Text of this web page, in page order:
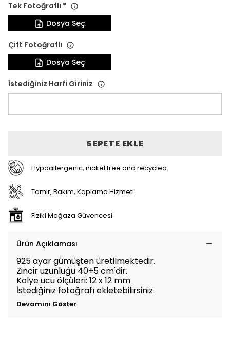
Tek Fotoğraflı *
Dosya Seç
Çift Fotoğraflı
Dosya Seç
İstediğiniz Harfi Giriniz
SEPETE EKLE
Hypoallergenic, nickel free and recycled
Tamir, Bakım, Kaplama Hizmeti
Fiziki Mağaza Güvencesi
Ürün Açıklaması
925 ayar gümüşten üretilmektedir.
Zincir uzunluğu 40+5 cm'dir.
Kolye ucu ölçüleri: 12 x 12 mm
İstediğiniz fotoğrafı ekletebilirsiniz.
Devamını Göster